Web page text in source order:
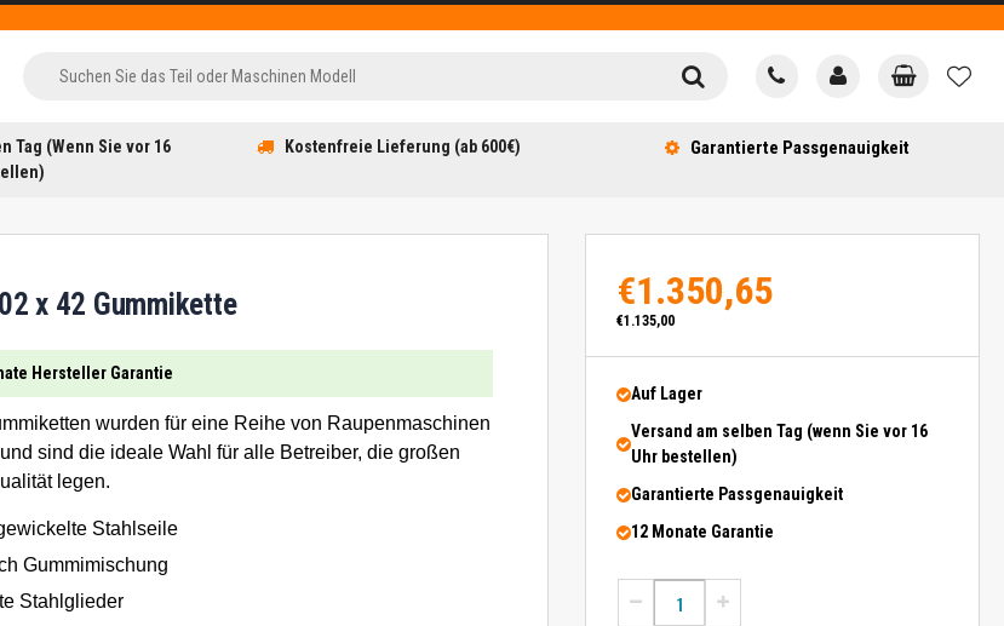
Tag (Wenn Sie vor 16
Kostenfreie Lieferung (ab 600€) Garantierte Passgenauigkeit
x 42 Gummikette
Hersteller Garantie
wurden für eine Reihe von Raupenmaschinen
sind die ideale Wahl für alle Betreiber, die großen
legen.
Stahlseile
Gummimischung
Stahlglieder
€1.350,65
€1.135,00
Auf Lager
Versand am selben Tag (wenn Sie vor 16
Uhr bestellen)
Garantierte Passgenauigkeit
12 Monate Garantie